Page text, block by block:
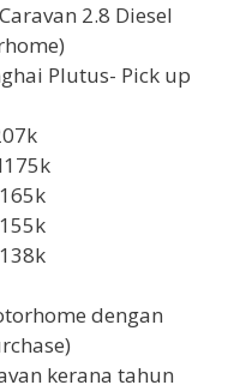
2.8 Diesel
Plutus- Pick up
dengan
kerana tahun